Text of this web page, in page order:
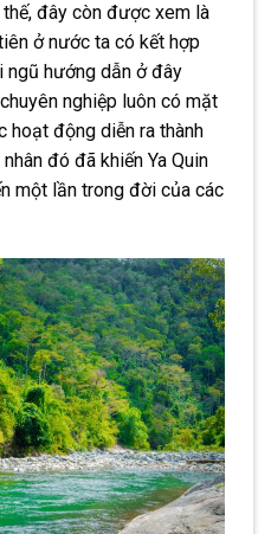
đây còn được xem là
ở nước ta có kết hợp
ngũ hướng dẫn ở đây
nghiệp luôn có mặt
hoạt động diễn ra thành
đó đã khiến Ya Quin
một lần trong đời của các